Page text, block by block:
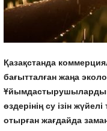
Қазақстанда
бағытталған жаңа
Ұйымдастырушылардың
өздерінің су ізін
отырған жағдайда